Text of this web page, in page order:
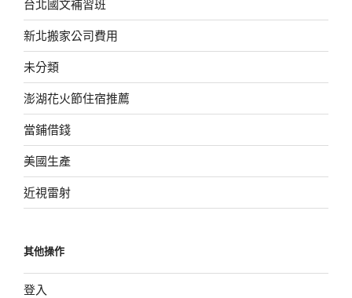
台北國文補習班
新北搬家公司費用
未分類
澎湖花火節住宿推薦
當鋪借錢
美國生產
近視雷射
其他操作
登入